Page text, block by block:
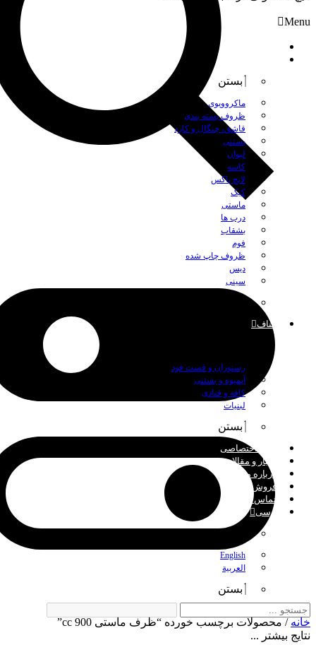
نتایج بیشتر ...
Menu
بستن
ماکروویوی
ظروف بسته بندی
قاشق، چنگال و کارد
بستنی
لیوان
کاسه
لانچ باکس
کیک
ماستی
درب ها
بشقاب
فوم
ظروف چاپ شده
دیس
سینی
اصناف
رستوران و فست فود
آبمیوه و بستنی
کافه و قنادی
لبنیات
بستن
چاپ اختصاصی
اخبار و مقالات
درباره ما
فروش عمده
تماس با ما
فارسی
English
العربية
بستن
خانه / محصولات برچسب خورده “ظرف ماستی 900 cc”